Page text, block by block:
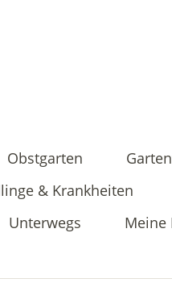
Obstgarten
& Krankheiten
Unterwegs Meine